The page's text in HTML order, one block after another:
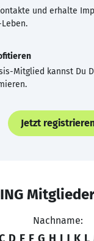
und erhalte
Mitglied kannst Du
Jetzt
Nachname:
D E F G H I J K L